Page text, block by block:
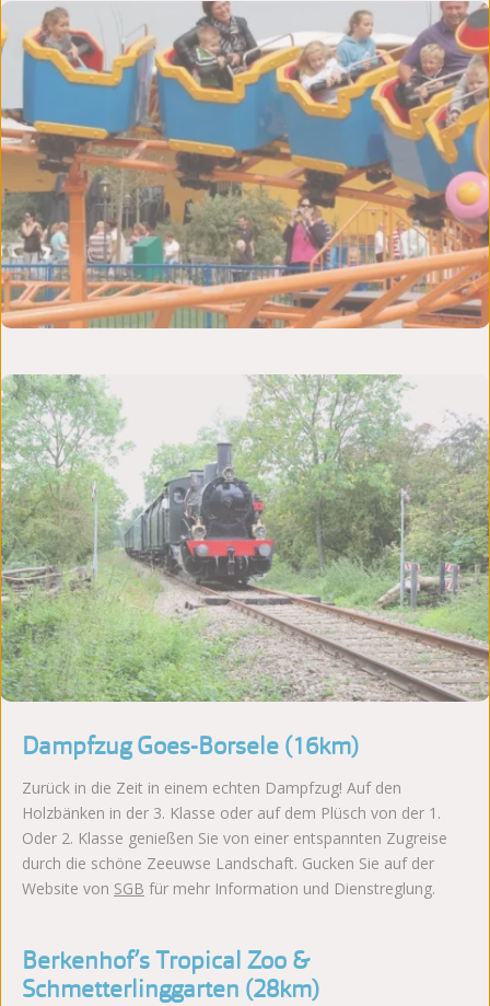
Dampfzug Goes-Borsele (16km)
Zurück in die Zeit in einem echten Dampfzug! Auf den
Holzbänken in der 3. Klasse oder auf dem Plüsch von der 1.
Oder 2. Klasse genießen Sie von einer entspannten Zugreise
durch die schöne Zeeuwse Landschaft. Gucken Sie auf der
Website von SGB für mehr Information und Dienstreglung.
Berkenhof’s Tropical Zoo &
Schmetterlinggarten (28km)